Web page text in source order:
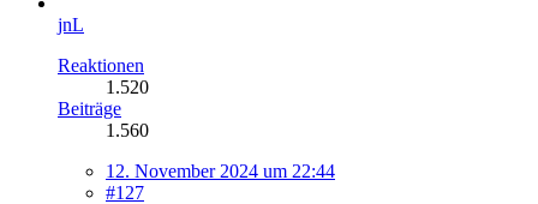
jnL
Reaktionen
1.520
Beiträge
1.560
12. November 2024 um 22:44
#127